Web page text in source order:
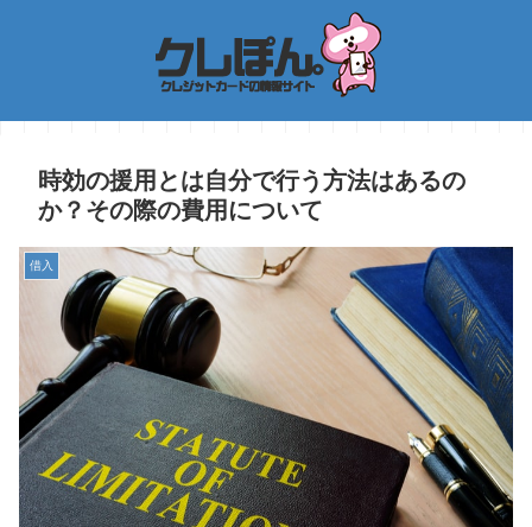
時効の援用とは自分で行う方法はあるの
か？その際の費用について
借入